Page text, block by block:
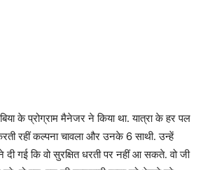
के प्रोग्राम मैनेजर ने किया था. यात्रा के हर पल
रहीं कल्पना चावला और उनके 6 साथी. उन्हें
गई कि वो सुरक्षित धरती पर नहीं आ सकते. वो जी